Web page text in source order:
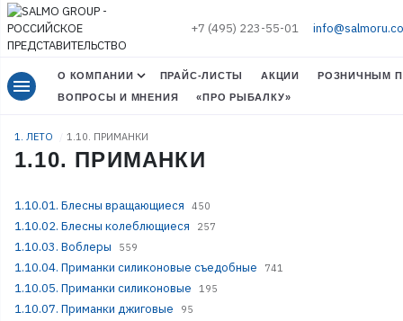
+7 (495) 223-55-01
menu О КОМПАНИИ ПРАЙС-ЛИСТЫ АКЦИИ
РОЗНИЧНЫМ
ВОПРОСЫ И МНЕНИЯ
«ПРО РЫБАЛКУ»
1. ЛЕТО 1.10. ПРИМАНКИ
1.10. ПРИМАНКИ
1.10.01. Блесны вращающиеся 450
1.10.02. Блесны колеблющиеся 257
1.10.03. Воблеры 559
1.10.04. Приманки силиконовые съедобные 741
1.10.05. Приманки силиконовые 195
1.10.07. Приманки джиговые 95